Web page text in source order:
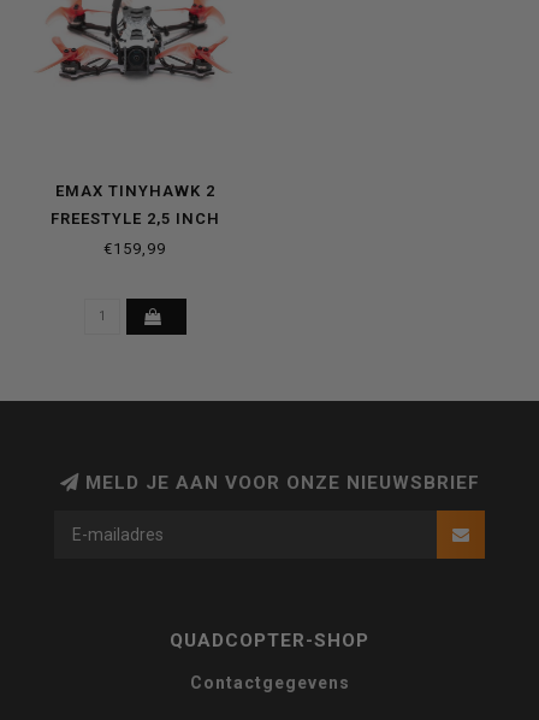
EMAX TINYHAWK 2
FREESTYLE 2,5 INCH
RACEDRONE BNF
€159,99
MELD JE AAN VOOR ONZE NIEUWSBRIEF
QUADCOPTER-SHOP
Contactgegevens